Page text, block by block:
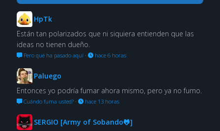
HpTk
Están tan polarizados que ni siquiera entienden que las
ideas no tienen dueño.
Pero qué ha pasado aquí· hace 6 horas
Paluego
Entonces yo podría fumar ahora mismo, pero ya no fumo.
Cuándo fuma usted?· hace 13 horas
SERGIO [Army of Sobando🐸]